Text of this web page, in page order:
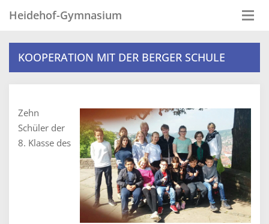
Heidehof-Gymnasium
KOOPERATION MIT DER BERGER SCHULE
Zehn
Schüler der
8. Klasse des